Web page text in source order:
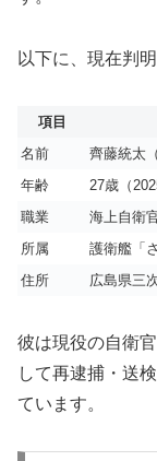
以下に、現在判
項目
名前
齊藤統太
年齢
27歳（
職業
海上自衛
所属
護衛艦「
住所
広島県三
彼は現役の自衛
して再逮捕・送
ています。